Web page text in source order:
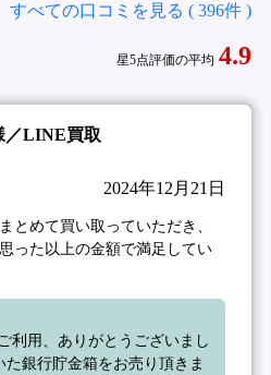
すべての口コミを見る ( 396件 )
星5点評価の平均 4.9
／LINE買取
2024年12月21日
とめて買い取っていただき、
った以上の金額で満足してい
利用、ありがとうございまし
銀行貯金箱をお売り頂きま